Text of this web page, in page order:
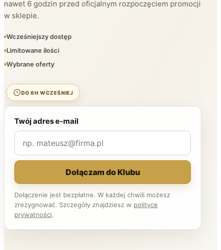
nawet 6 godzin przed oficjalnym rozpoczęciem promocji
w sklepie.
Wcześniejszy dostęp
Limitowane ilości
Wybrane oferty
DO 6H WCZEŚNIEJ
Twój adres e-mail
Dołączam do Klubu
Dołączenie jest bezpłatne. W każdej chwili możesz
zrezygnować. Szczegóły znajdziesz w polityce
prywatności.